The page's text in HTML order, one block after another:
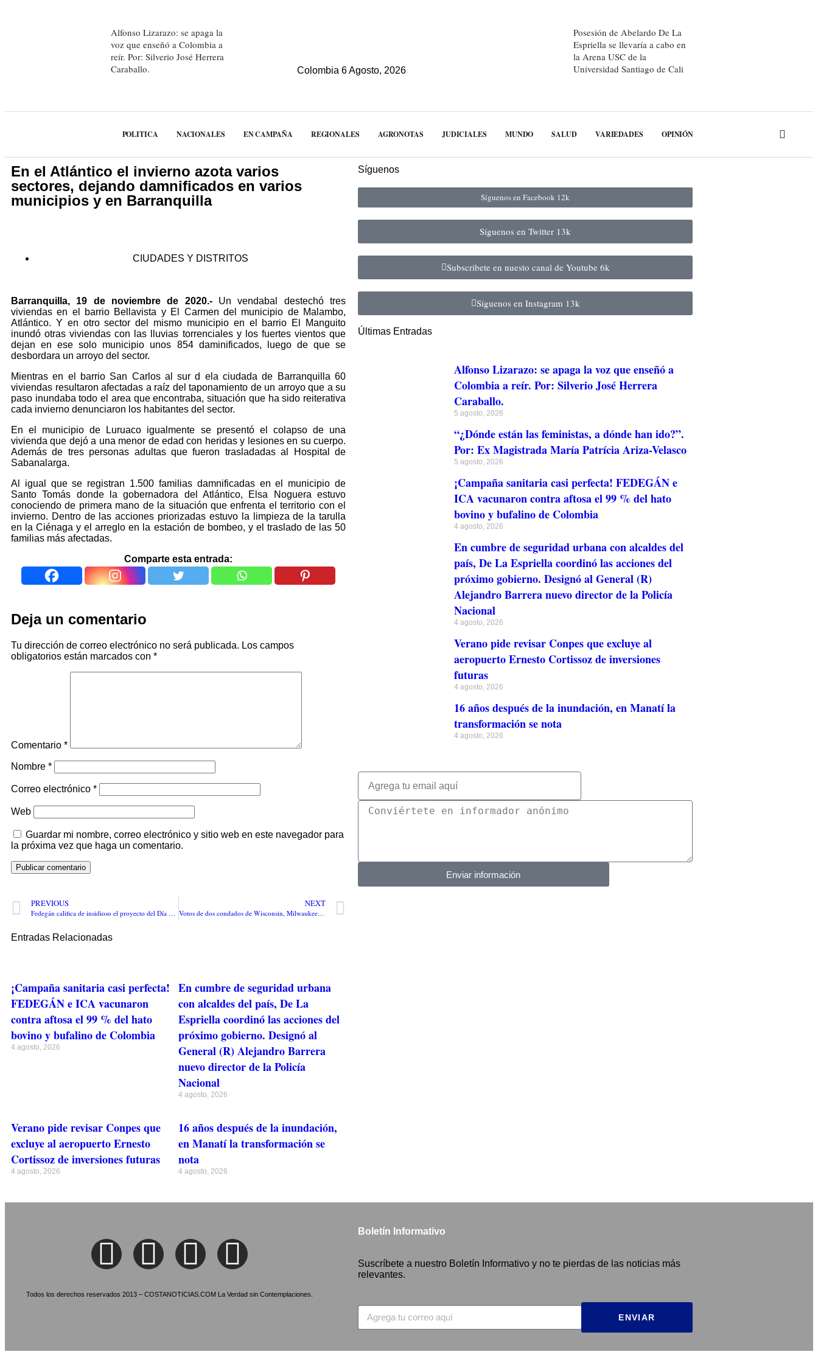
Alfonso Lizarazo: se apaga la
voz que enseñó a Colombia a
reír. Por: Silverio José Herrera
Caraballo.
Colombia 6 Agosto, 2026
Posesión de Abelardo De La
Espriella se llevaría a cabo en
la Arena USC de la
Universidad Santiago de Cali
POLITICA NACIONALES EN CAMPAÑA REGIONALES AGRONOTAS JUDICIALES MUNDO SALUD VARIEDADES OPINIÓN
En el Atlántico el invierno azota varios
sectores, dejando damnificados en varios
municipios y en Barranquilla
CIUDADES Y DISTRITOS
Barranquilla, 19 de noviembre de 2020.- Un vendabal destechó tres
viviendas en el barrio Bellavista y El Carmen del municipio de Malambo,
Atlántico. Y en otro sector del mismo municipio en el barrio El Manguito
inundó otras viviendas con las lluvias torrenciales y los fuertes vientos que
dejan en ese solo municipio unos 854 daminificados, luego de que se
desbordara un arroyo del sector.
Mientras en el barrio San Carlos al sur d ela ciudada de Barranquilla 60
viviendas resultaron afectadas a raíz del taponamiento de un arroyo que a su
paso inundaba todo el area que encontraba, situación que ha sido reiterativa
cada invierno denunciaron los habitantes del sector.
En el municipio de Luruaco igualmente se presentó el colapso de una
vivienda que dejó a una menor de edad con heridas y lesiones en su cuerpo.
Además de tres personas adultas que fueron trasladadas al Hospital de
Sabanalarga.
Al igual que se registran 1.500 familias damnificadas en el municipio de
Santo Tomás donde la gobernadora del Atlántico, Elsa Noguera estuvo
conociendo de primera mano de la situación que enfrenta el territorio con el
invierno. Dentro de las acciones priorizadas estuvo la limpieza de la tarulla
en la Ciénaga y el arreglo en la estación de bombeo, y el traslado de las 50
familias más afectadas.
Comparte esta entrada:
Deja un comentario
Tu dirección de correo electrónico no será publicada. Los campos
obligatorios están marcados con *
Comentario *
Nombre *
Correo electrónico *
Web
Guardar mi nombre, correo electrónico y sitio web en este navegador para
la próxima vez que haga un comentario.
PREVIOUS
Fedegán califica de insidioso el proyecto del Día Sin Carne, porque genera un grave impacto nutricional en los infantes y jóvenes en formación, viola los derechos de una clase trabajadora. Y le recomienda a Claudia López mejor perseguir el consumo y tráfico de drogas
NEXT
Votos de dos condados de Wisconsin, Milwaukee y Dane entran en recuento a raíz del fraude electoral por solicitud de la Campaña de Donald Trump
Entradas Relacionadas
¡Campaña sanitaria casi perfecta!
FEDEGÁN e ICA vacunaron
contra aftosa el 99 % del hato
bovino y bufalino de Colombia
4 agosto, 2026
En cumbre de seguridad urbana
con alcaldes del país, De La
Espriella coordinó las acciones del
próximo gobierno. Designó al
General (R) Alejandro Barrera
nuevo director de la Policía
Nacional
4 agosto, 2026
Verano pide revisar Conpes que
excluye al aeropuerto Ernesto
Cortissoz de inversiones futuras
4 agosto, 2026
16 años después de la inundación,
en Manatí la transformación se
nota
4 agosto, 2026
Síguenos
Síguenos en Facebook 12k
Síguenos en Twitter 13k
Subscribete en nuesto canal de Youtube 6k
Síguenos en Instagram 13k
Últimas Entradas
Alfonso Lizarazo: se apaga la voz que enseñó a
Colombia a reír. Por: Silverio José Herrera
Caraballo.
5 agosto, 2026
“¿Dónde están las feministas, a dónde han ido?”.
Por: Ex Magistrada María Patrícia Ariza-Velasco
5 agosto, 2026
¡Campaña sanitaria casi perfecta! FEDEGÁN e
ICA vacunaron contra aftosa el 99 % del hato
bovino y bufalino de Colombia
4 agosto, 2026
En cumbre de seguridad urbana con alcaldes del
país, De La Espriella coordinó las acciones del
próximo gobierno. Designó al General (R)
Alejandro Barrera nuevo director de la Policía
Nacional
4 agosto, 2026
Verano pide revisar Conpes que excluye al
aeropuerto Ernesto Cortissoz de inversiones
futuras
4 agosto, 2026
16 años después de la inundación, en Manatí la
transformación se nota
4 agosto, 2026
Enviar información
Todos los derechos reservados 2013 – COSTANOTICIAS.COM La Verdad sin Contemplaciones.
Boletín Informativo
Suscríbete a nuestro Boletín Informativo y no te pierdas de las noticias más
relevantes.
ENVIAR